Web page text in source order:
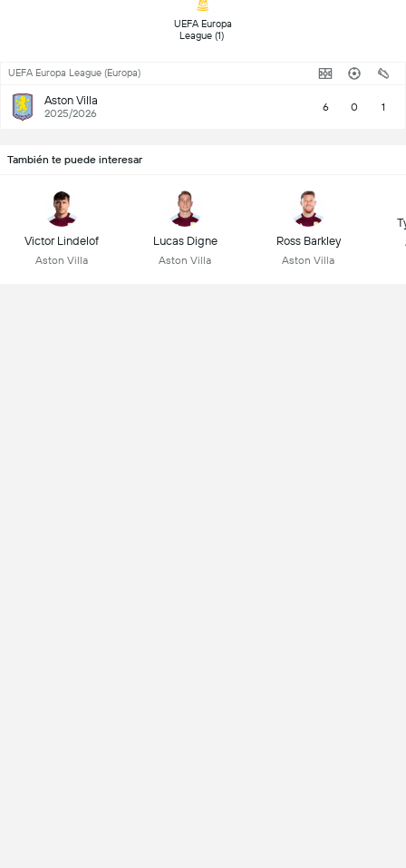
UEFA Europa
UEFA Europa League (Europa)
Aston Villa
2025/2026 6 0 1
También te puede interesar
Victor Lindelof
Aston Villa
Lucas Digne
Aston Villa
Ross Barkley
Aston Villa